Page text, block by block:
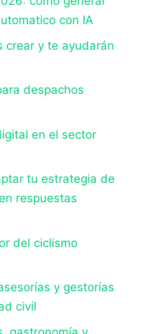
con IA
crear y te ayudarán
despachos
en el sector
tu estrategia de
respuestas
del ciclismo
y gestorías
civil